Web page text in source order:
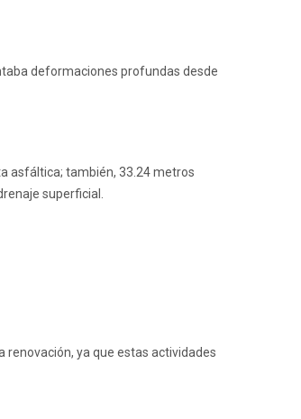
deformaciones profundas desde
asfáltica; también, 33.24 metros
superficial.
renovación, ya que estas actividades